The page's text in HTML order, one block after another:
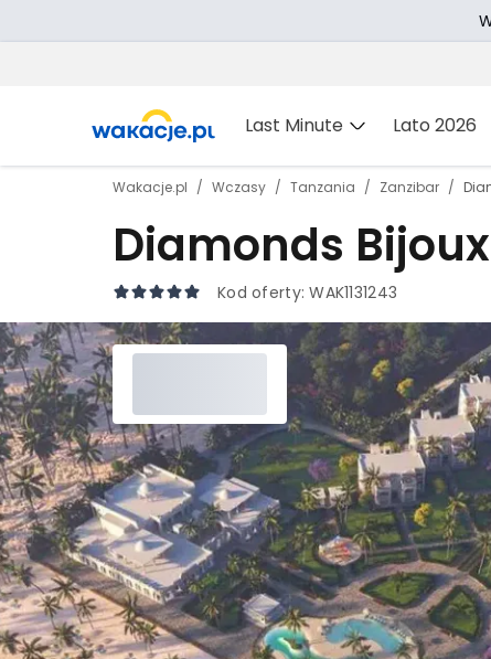
Last Minute Lato 2026
Wakacje.pl Wczasy Tanzania Zanzibar
Diamonds Bijoux
Kod oferty:WAK1131243